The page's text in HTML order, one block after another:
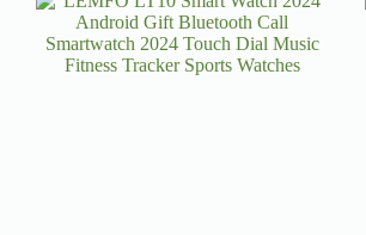
$9.09
–
$13.85